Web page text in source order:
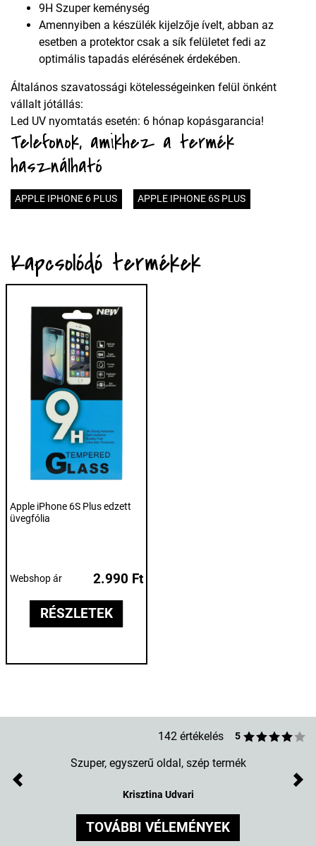
9H Szuper keménység
Amennyiben a készülék kijelzője ívelt, abban az
esetben a protektor csak a sík felületet fedi az
optimális tapadás elérésének érdekében.
Általános szavatossági kötelességeinken felül önként
vállalt jótállás:
Led UV nyomtatás esetén: 6 hónap kopásgarancia!
Telefonok, amikhez a termék
használható
APPLE IPHONE 6 PLUS APPLE IPHONE 6S PLUS
Kapcsolódó termékek
Apple iPhone 6S Plus edzett
üvegfólia
Webshop ár 2.990 Ft
RÉSZLETEK
142 értékelés 5
Szuper, egyszerű oldal, szép termék
Krisztina Udvari
Previous
TOVÁBBI VÉLEMÉNYEK